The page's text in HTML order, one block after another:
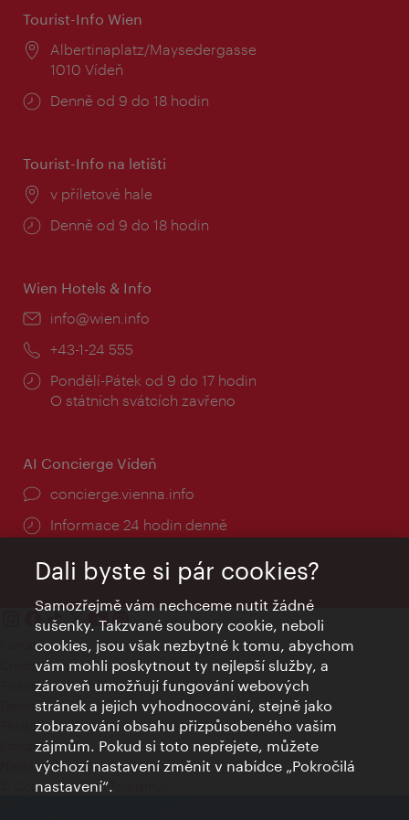
Tourist-Info Wien
Místo:
Albertinaplatz/Maysedergasse
1010 Vídeň
Provozní
Denně od 9 do 18 hodin
Tourist-Info na letišti
Místo:
v příletové hale
Provozní
Denně od 9 do 18 hodin
Wien Hotels & Info
E-
info@wien.info
Telefon:
+43-1-24 555
Provozní
doba:
Pondělí-Pátek od 9 do 17 hodin
O státních svátcích zavřeno
AI Concierge Vídeň
concierge.vienna.info
Informace 24 hodin denně
Kontakty
Credits
Prohlášení o ochraně osobních údajů
Terms of Use
Přístupnost
Kontakt pro tisk
Nastavení cookies
© Copyright Wien Tourismus
Dali byste si pár cookies?
Samozřejmě vám nechceme nutit žádné
sušenky. Takzvané soubory cookie, neboli
cookies, jsou však nezbytné k tomu, abychom
vám mohli poskytnout ty nejlepší služby, a
zároveň umožňují fungování webových
stránek a jejich vyhodnocování, stejně jako
zobrazování obsahu přizpůsobeného vašim
zájmům. Pokud si toto nepřejete, můžete
výchozí nastavení změnit v nabídce „Pokročilá
nastavení“.